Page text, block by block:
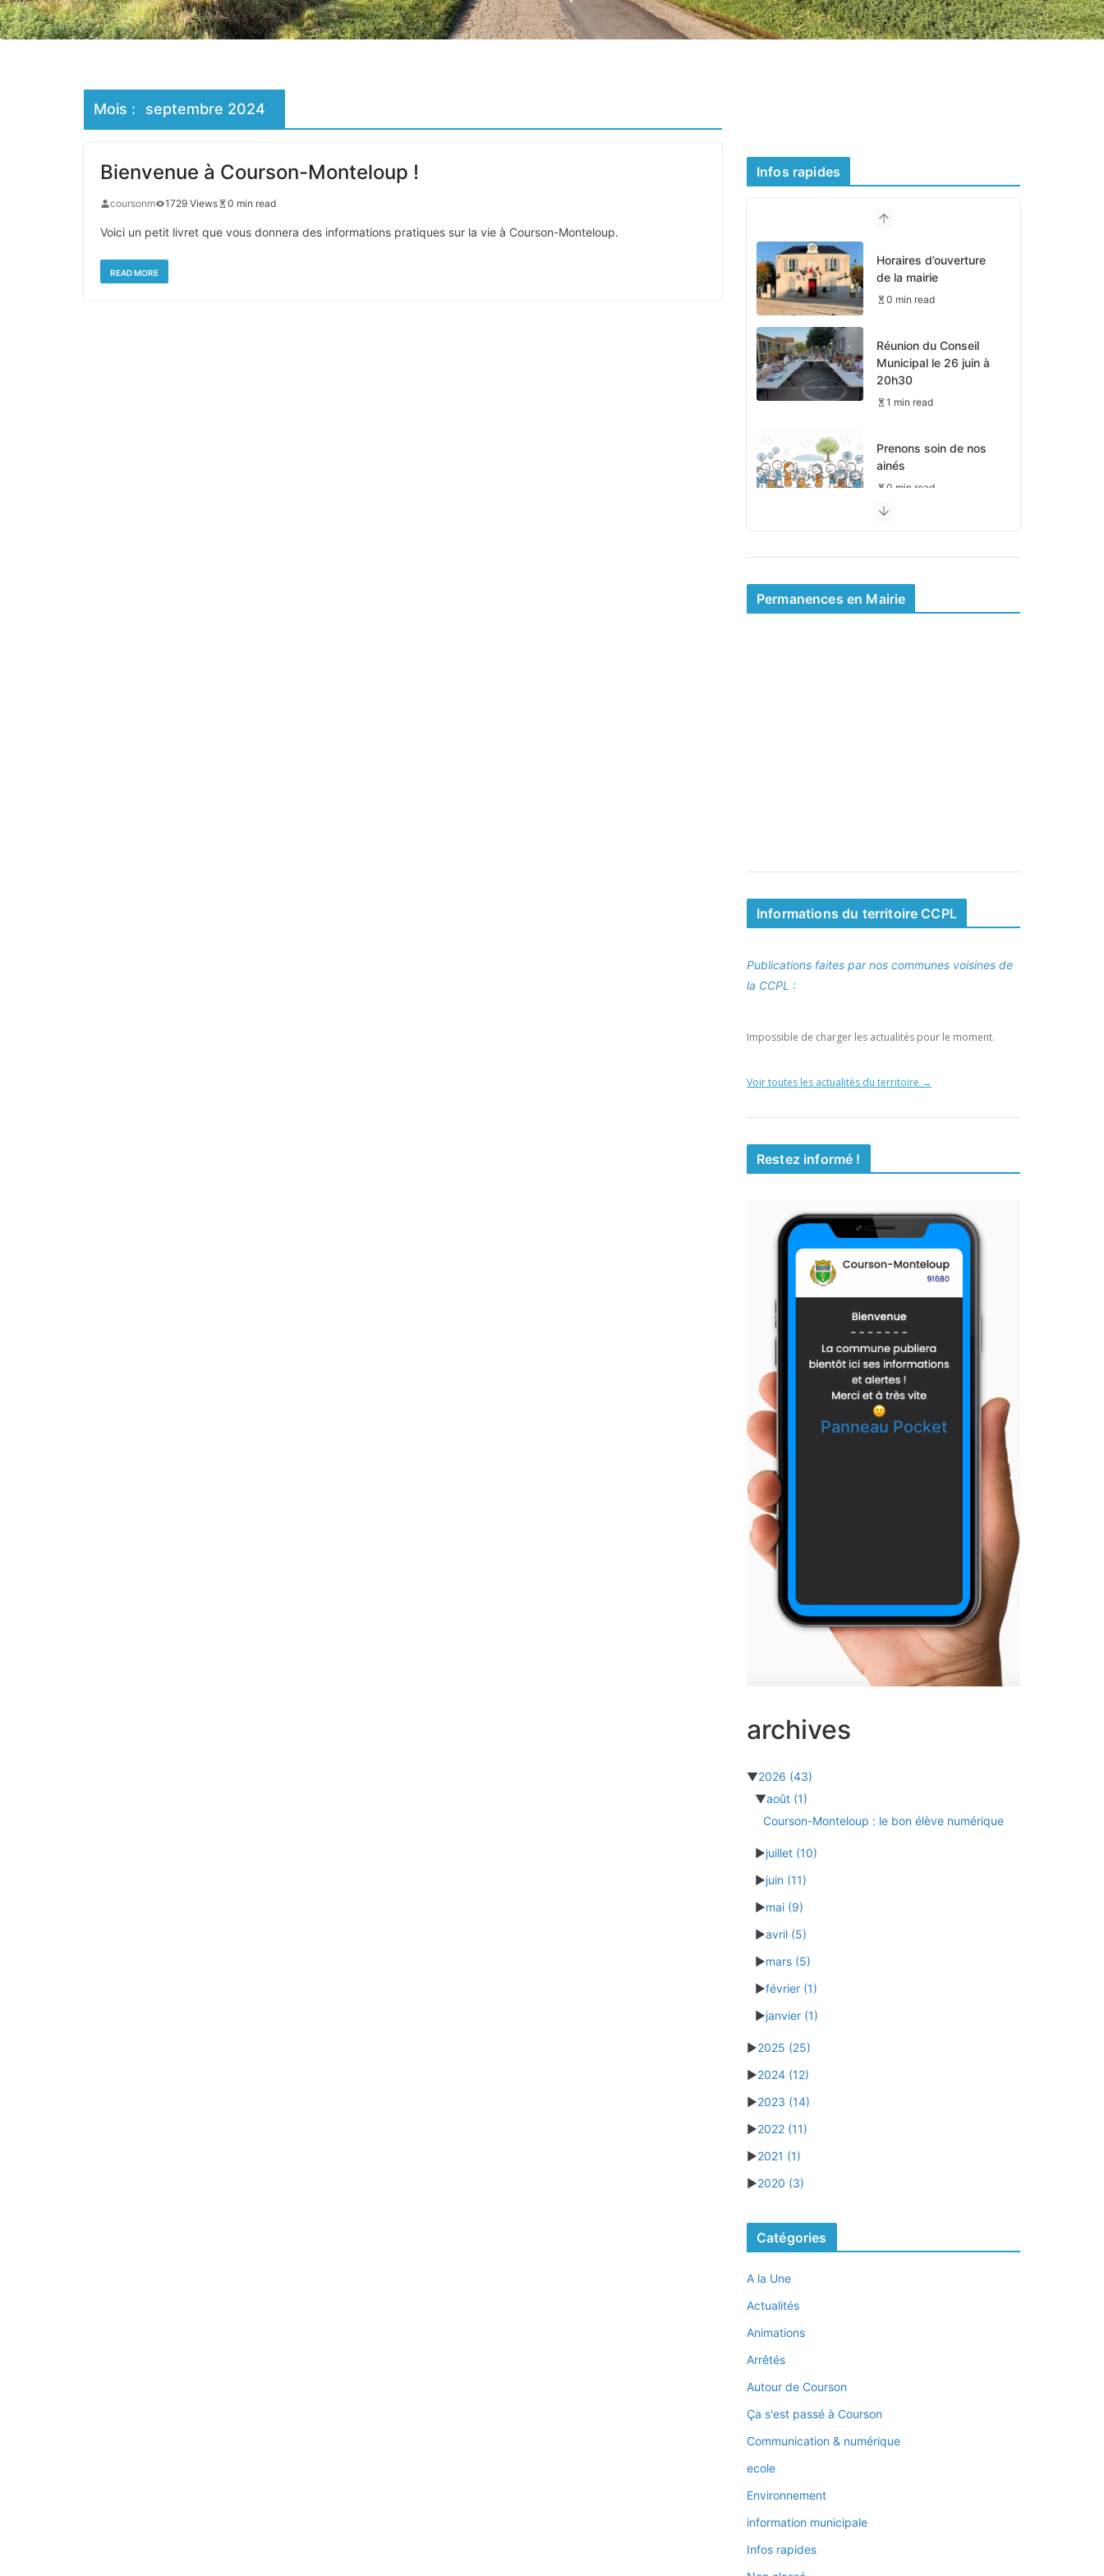
Mois : septembre 2024
Bienvenue à Courson-Monteloup !
coursonm 1729 Views 0 min read
Voici un petit livret que vous donnera des informations pratiques sur la vie à Courson-Monteloup.
READ MORE
Infos rapides
Horaires d’ouverture
de la mairie
0 min read
Réunion du Conseil
Municipal le 26 juin à
20h30
1 min read
Prenons soin de nos
ainés
0 min read
Permanences en Mairie
Informations du territoire CCPL
Publications faites par nos communes voisines de
la CCPL :
Impossible de charger les actualités pour le moment.
Voir toutes les actualités du territoire →
Restez informé !
Panneau Pocket
archives
▼2026 (43)
▼août (1)
Courson-Monteloup : le bon élève numérique
►juillet (10)
►juin (11)
►mai (9)
►avril (5)
►mars (5)
►février (1)
►janvier (1)
►2025 (25)
►2024 (12)
►2023 (14)
►2022 (11)
►2021 (1)
►2020 (3)
Catégories
A la Une
Actualités
Animations
Arrêtés
Autour de Courson
Ça s'est passé à Courson
Communication & numérique
ecole
Environnement
information municipale
Infos rapides